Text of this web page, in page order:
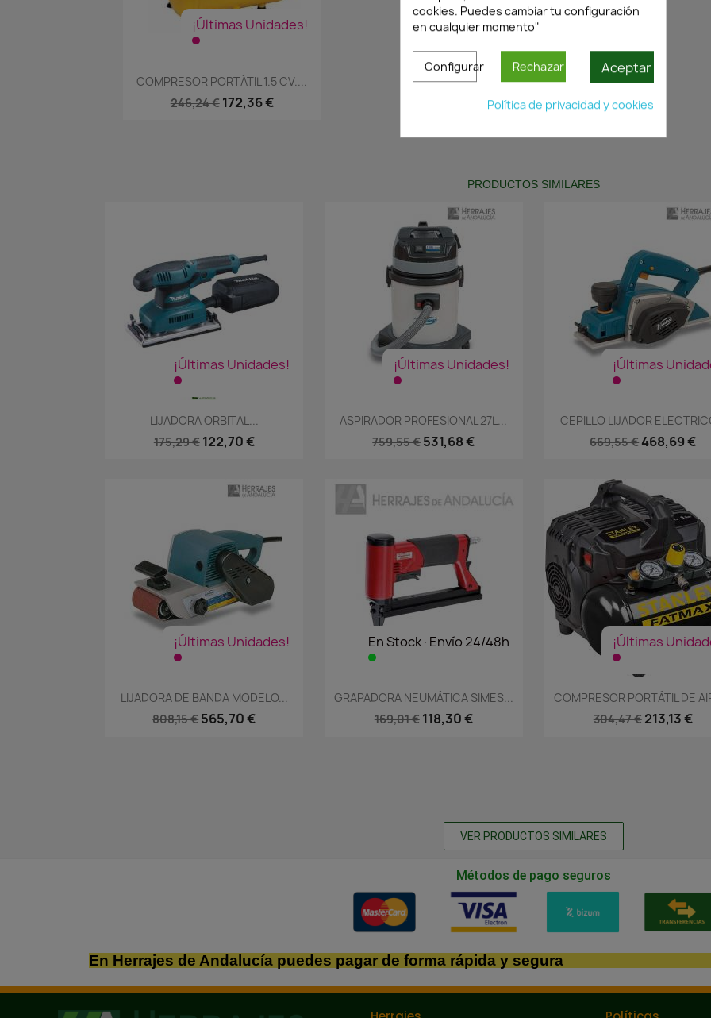
¡Últimas Unidades!
Vista rápida
COMPRESOR PORTÁTIL 1.5 CV....
246,24 € 172,36 €
PRODUCTOS SIMILARES
¡Últimas Unidades!
Vista rápida
LIJADORA ORBITAL...
175,29 € 122,70 €
¡Últimas Unidades!
Vista rápida
ASPIRADOR PROFESIONAL 27L...
759,55 € 531,68 €
¡Últimas
 Vista rápida
CEPILLO LIJADOR
669,55 € 468,69 €
¡Últimas Unidades!
Vista rápida
LIJADORA DE BANDA MODELO...
808,15 € 565,70 €
En Stock·Envío 24/48h
Vista rápida
GRAPADORA NEUMÁTICA SIMES...
169,01 € 118,30 €
¡Últimas
Vista rápida
COMPRESOR PORTÁTIL DE
304,47 € 213,13 €
VER PRODUCTOS SIMILARES
Métodos de pago seguros
En Herrajes de Andalucía puedes pagar de forma rápida y segura
cookies. Puedes cambiar tu configuración
en cualquier momento"
Configurar Rechazar Aceptar
Política de privacidad y cookies